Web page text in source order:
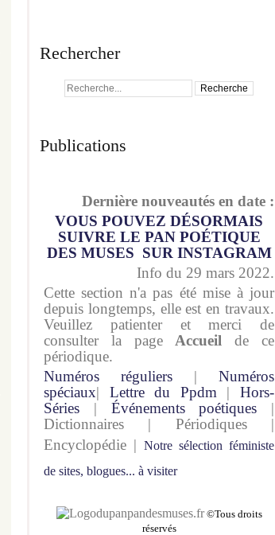
Rechercher
Publications
Dernière nouveautés en date :
VOUS POUVEZ DÉSORMAIS
SUIVRE LE PAN POÉTIQUE
DES MUSES SUR INSTAGRAM
Info du 29 mars 2022.
Cette section n'a pas été mise à jour
depuis longtemps, elle est en travaux.
Veuillez patienter et merci de
consulter la page Accueil de ce
périodique.
Numéros réguliers | Numéros
spéciaux| Lettre du Ppdm |Hors-
Séries | Événements poétiques |
Dictionnaires | Périodiques |
Encyclopédie | Notre sélection féministe
de sites, blogues... à visiter
pandesmuses.fr ©Tous droits
réservés